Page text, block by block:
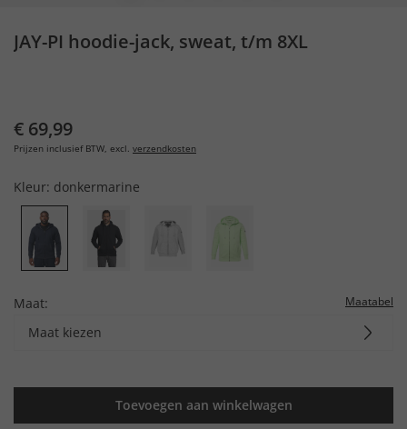
JAY-PI hoodie-jack, sweat, t/m 8XL
€ 69,99
Prijzen inclusief BTW, excl. verzendkosten
Kleur: donkermarine
Maat: Maatabel
Maat kiezen
Toevoegen aan winkelwagen